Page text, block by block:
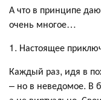
А что в принципе
очень многое…
1. Настоящее
Каждый раз, идя в
– но в неведомое. В